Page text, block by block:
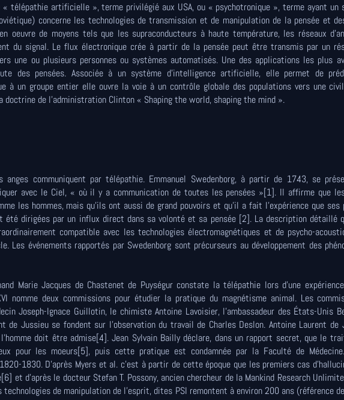
télépathie artificielle », terme privilégié aux USA, ou « psychotronique », terme ayant un
concerne les technologies de transmission et de manipulation de la pensée et
oeuvre de moyens tels que les supraconducteurs à haute température, les réseaux
du signal. Le flux électronique crée à partir de la pensée peut être transmis par un
une ou plusieurs personnes ou systèmes automatisés. Une des applications les plus
des pensées. Associée à un système d'intelligence artificielle, elle permet de
à un groupe entier elle ouvre la voie à un contrôle globale des populations vers une
doctrine de l'administration Clinton « Shaping the world, shaping the mind ».
communiquent par télépathie. Emmanuel Swedenborg, à partir de 1743, se
avec le Ciel, « où il y a communication de toutes les pensées »[1]. Il affirme que
les hommes, mais qu'ils ont aussi de grand pouvoirs et qu'il a fait l'expérience que ses
été dirigées par un influx direct dans sa volonté et sa pensée [2]. La description détaillé
compatible avec les technologies électromagnétiques et de psycho-
Les événements rapportés par Swedenborg sont précurseurs au développement des
Marie Jacques de Chastenet de Puységur constate la télépathie lors d'une
nomme deux commissions pour étudier la pratique du magnétisme animal. Les
Joseph-Ignace Guillotin, le chimiste Antoine Lavoisier, l'ambassadeur des États-Unis
de Jussieu se fondent sur l'observation du travail de Charles Deslon. Antoine Laurent de
doit être admise[4]. Jean Sylvain Bailly déclare, dans un rapport secret, que le
pour les moeurs[5], puis cette pratique est condamnée par la Faculté de
1830. D'après Myers et al. c'est à partir de cette époque que les premiers cas
et d'après le docteur Stefan T. Possony, ancien chercheur de la Mankind Research
de manipulation de l'esprit, dites PSI remontent à environ 200 ans (référence